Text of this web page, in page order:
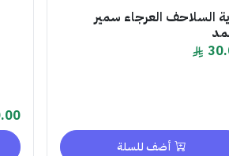
السلاحف العرجاء سمير
أضف للسلة